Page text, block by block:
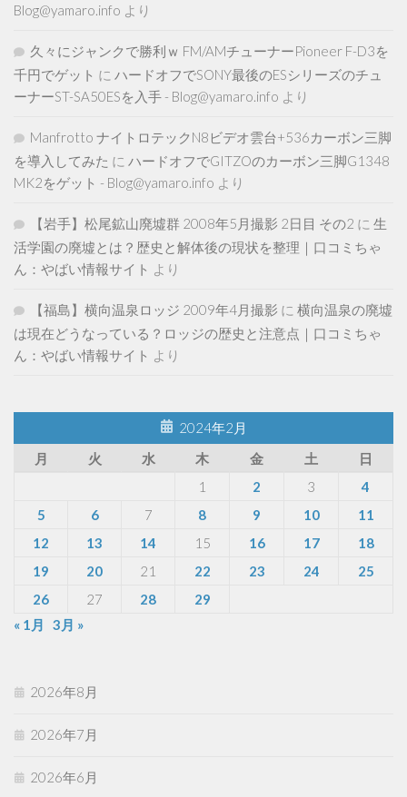
Blog@yamaro.info より
久々にジャンクで勝利ｗ FM/AMチューナーPioneer F-D3を
千円でゲット に ハードオフでSONY最後のESシリーズのチュ
ーナーST-SA50ESを入手 - Blog@yamaro.info より
Manfrotto ナイトロテックN8ビデオ雲台+536カーボン三脚
を導入してみた に ハードオフでGITZOのカーボン三脚G1348
MK2をゲット - Blog@yamaro.info より
【岩手】松尾鉱山廃墟群 2008年5月撮影 2日目 その2 に 生
活学園の廃墟とは？歴史と解体後の現状を整理｜口コミちゃ
ん：やばい情報サイト より
【福島】横向温泉ロッジ 2009年4月撮影 に 横向温泉の廃墟
は現在どうなっている？ロッジの歴史と注意点｜口コミちゃ
ん：やばい情報サイト より
2024年2月
月
火 水 木 金 土
日
1
2 3
4
5
6 7 8 9 10
11
12
13 14 15 16 17
18
19
20 21 22 23 24
25
26
27 28
29
« 1月
3月 »
2026年8月
2026年7月
2026年6月